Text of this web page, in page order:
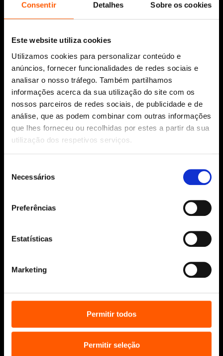
Consentir Detalhes Sobre os cookies
Este website utiliza cookies
Utilizamos cookies para personalizar conteúdo e
anúncios, fornecer funcionalidades de redes sociais e
analisar o nosso tráfego. Também partilhamos
informações acerca da sua utilização do site com os
nossos parceiros de redes sociais, de publicidade e de
análise, que as podem combinar com outras informações
que lhes forneceu ou recolhidas por estes a partir da sua
utilização dos respetivos serviços.
Necessários
Preferências
Estatísticas
Marketing
Permitir todos
Permitir seleção
Aviso Legal
Política de Cookies
Política de segurança e privacidade
Ajuda, Termos e Condições
© 2026 Penguin Random House Grupo Editorial
Desenvolvido por
Sobre nós
Bolsas Literárias
Bibliotecas)
Contactos